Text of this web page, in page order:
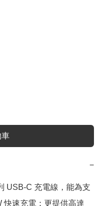
車
−
USB-C 充電線，能為支
快速充電；更提供高達